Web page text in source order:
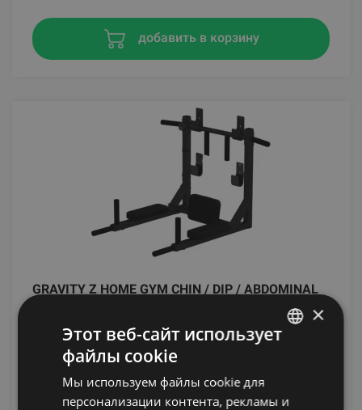
добавить в корзину
GRAVITY Z HOME GYM CHIN / DIP / ABDOMINAL
GRAVITY
137.20€
×
Этот веб-сайт использует
файлы cookie
Мы используем файлы cookie для
персонализации контента, рекламы и